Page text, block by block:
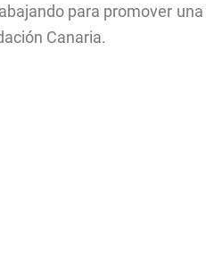
para promover
Canaria.